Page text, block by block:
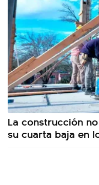
La construcción
su cuarta baja en